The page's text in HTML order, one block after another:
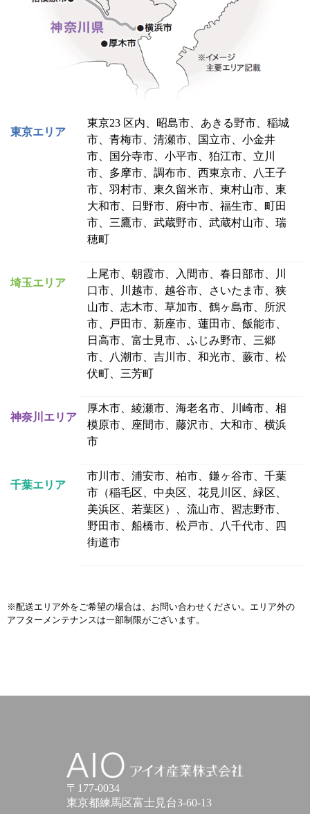
東京エリア
東京23 区内、昭島市、あきる野市、稲城
市、青梅市、清瀬市、国立市、小金井
市、国分寺市、小平市、狛江市、立川
市、多摩市、調布市、西東京市、八王子
市、羽村市、東久留米市、東村山市、東
大和市、日野市、府中市、福生市、町田
市、三鷹市、武蔵野市、武蔵村山市、瑞
穂町
埼玉エリア
上尾市、朝霞市、入間市、春日部市、川
口市、川越市、越谷市、さいたま市、狭
山市、志木市、草加市、鶴ヶ島市、所沢
市、戸田市、新座市、蓮田市、飯能市、
日高市、富士見市、ふじみ野市、三郷
市、八潮市、吉川市、和光市、蕨市、松
伏町、三芳町
神奈川エリア
厚木市、綾瀬市、海老名市、川崎市、相
模原市、座間市、藤沢市、大和市、横浜
市
千葉エリア
市川市、浦安市、柏市、鎌ヶ谷市、千葉
市（稲毛区、中央区、花見川区、緑区、
美浜区、若葉区）、流山市、習志野市、
野田市、船橋市、松戸市、八千代市、四
街道市
※配送エリア外をご希望の場合は、お問い合わせください。エリア外の
アフターメンテナンスは一部制限がございます。
アイオ産業株式会社
〒177-0034
東京都練馬区富士見台3-60-13